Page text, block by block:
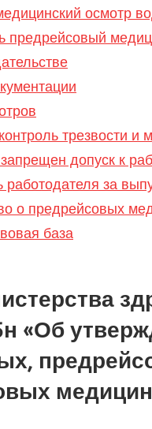
осмотр
предрейсовый
трезвости и
допуск к
работодателя за
о предрейсовых
база
«Об